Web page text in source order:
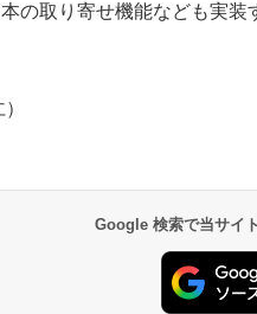
の取り寄せ機能なども実装
Google 検索で当サイ